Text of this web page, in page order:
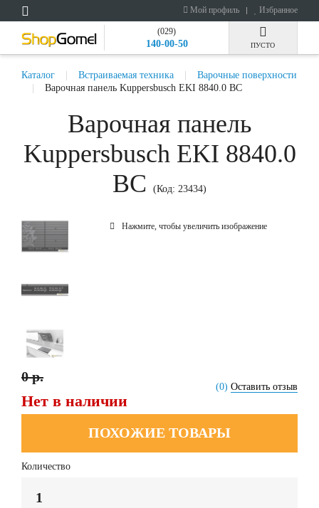
Мой профиль Избранное
(029)
140-00-50 ПУСТО
Каталог Встраиваемая техника
Варочные поверхности
Варочная панель Kuppersbusch EKI 8840.0 BC
Варочная панель
Kuppersbusch EKI 8840.0
BC
(Код: 23434)
Нажмите, чтобы увеличить изображение
(0) Оставить отзыв
0 р.
Нет в наличии
ПОХОЖИЕ ТОВАРЫ
Количество